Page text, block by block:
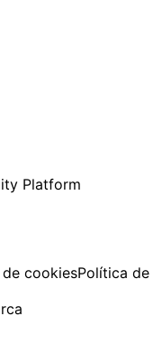
Platform
cookiesPolítica de